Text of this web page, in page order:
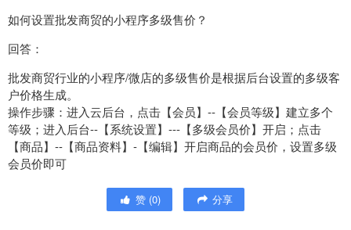
如何设置批发商贸的小程序多级售价？
回答：
批发商贸行业的小程序/微店的多级售价是根据后台设置的多级客
户价格生成。
操作步骤：进入云后台，点击【会员】--【会员等级】建立多个
等级；进入后台--【系统设置】---【多级会员价】开启；点击
【商品】--【商品资料】-【编辑】开启商品的会员价，设置多级
会员价即可
赞 (0) 分享